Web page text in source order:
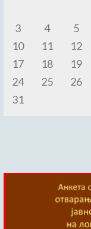
3
4 5
10
11 12
17
18 19
24
25 26
31